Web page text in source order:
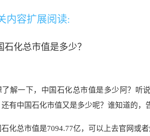
内容扩展阅读:
石化总市值是多少？
了解一下，中国石化总市值是多少阿？听
还有中国石化市值又是多少呢？谁知道的，
石化总市值是7094.77亿，可以上去官网或